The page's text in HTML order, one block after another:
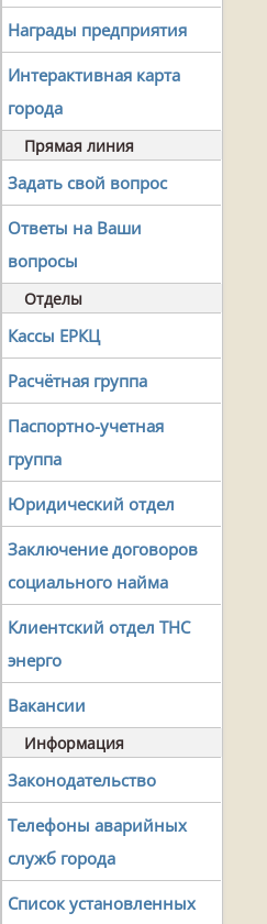
Награды предприятия
Интерактивная карта
города
Прямая линия
Задать свой вопрос
Ответы на Ваши
вопросы
Отделы
Кассы ЕРКЦ
Расчётная группа
Паспортно-учетная
группа
Юридический отдел
Заключение договоров
социального найма
Клиентский отдел ТНС
энерго
Вакансии
Информация
Законодательство
Телефоны аварийных
служб города
Список установленных